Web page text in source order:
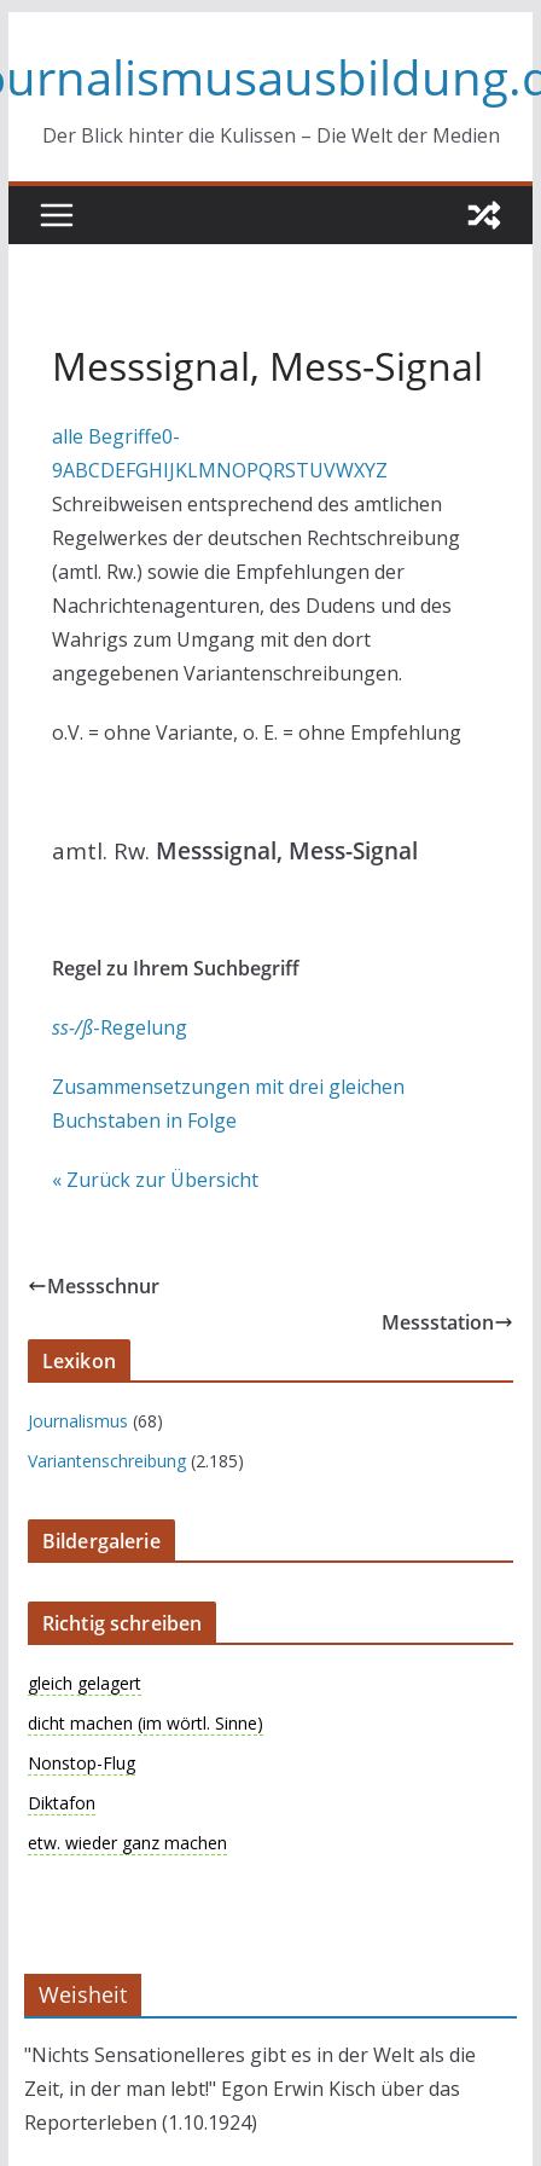
springen
Der Blick hinter die Kulissen – Die Welt der Medien
Messsignal, Mess-Signal
alle Begriffe0-
9ABCDEFGHIJKLMNOPQRSTUVWXYZ
Schreibweisen entsprechend des amtlichen
Regelwerkes der deutschen Rechtschreibung
(amtl. Rw.) sowie die Empfehlungen der
Nachrichtenagenturen, des Dudens und des
Wahrigs zum Umgang mit den dort
angegebenen Variantenschreibungen.
o.V. = ohne Variante, o. E. = ohne Empfehlung
amtl. Rw. Messsignal, Mess-Signal
Regel zu Ihrem Suchbegriff
ss-/ß-Regelung
Zusammensetzungen mit drei gleichen
Buchstaben in Folge
« Zurück zur Übersicht
Messschnur
Messstation
Lexikon
Journalismus (68)
Variantenschreibung(2.185)
Bildergalerie
Richtig schreiben
gleich gelagert
dicht machen (im wörtl. Sinne)
Nonstop-Flug
Diktafon
etw. wieder ganz machen
Weisheit
"Nichts Sensationelleres gibt es in der Welt als die
Zeit, in der man lebt!" Egon Erwin Kisch über das
Reporterleben (1.10.1924)